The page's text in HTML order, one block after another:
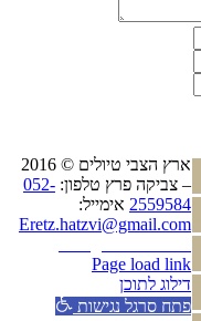
ארץ הצבי טיולים © 2016
– צביקה פרץ טלפון: 052-
2559584 אימייל:
Eretz.hatzvi@gmail.com
Page load link
דילוג לתוכן
פתח סרגל נגישות